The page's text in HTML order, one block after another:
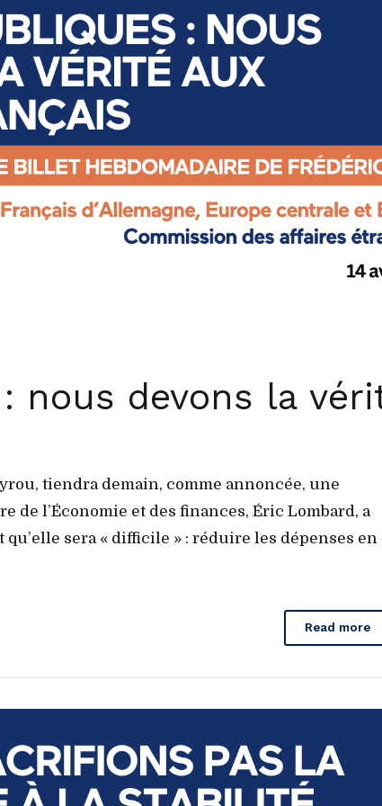
nous devons la
tiendra demain, comme annoncée, une
l’Économie et des finances, Éric Lombard, a
sera « difficile » : réduire les dépenses en
Read more